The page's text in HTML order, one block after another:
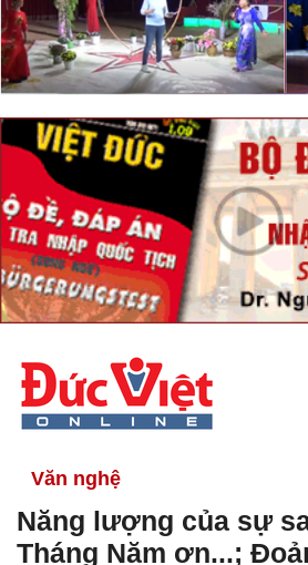
Văn nghệ
Năng lượng của sự
Tháng Năm ơn...;